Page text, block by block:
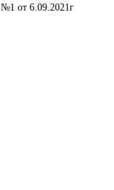
от 6.09.2021г